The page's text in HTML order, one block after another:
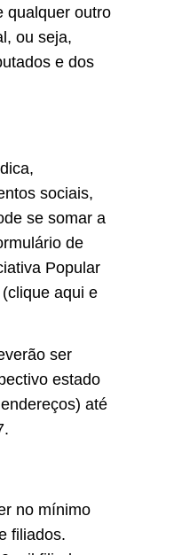
qualquer outro
ou seja,
e dos
sociais,
se somar a
de
Popular
aqui e
ser
estado
até
no mínimo
filiados.